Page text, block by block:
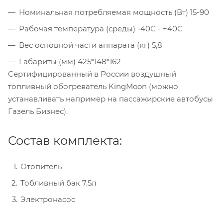
Номинальная потребляемая мощность (Вт) 15-90
Рабочая температура (среды) -40С - +40С
Вес основной части аппарата (кг) 5,8
Габариты (мм) 425*148*162
Сертифицированный в России воздушный
топливный обогреватель KingMoon (можно
устанавливать например на пассажирские автобусы
Газель Бизнес).
Состав комплекта:
Отопитель
Тобливный бак 7,5л
Электронасос